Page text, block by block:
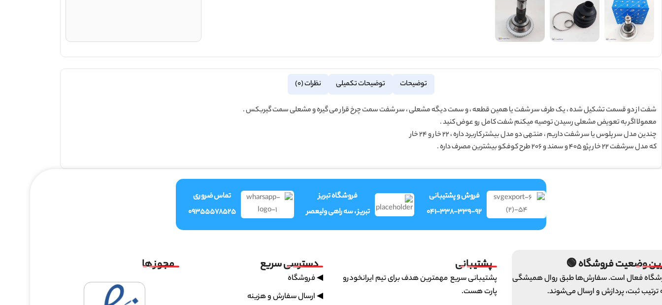
توضیحات توضیحات تکمیلی نظرات (0)
شفت از دو قسمت تشکیل شده ، یک طرف سر شفت یا همین قطعه ، و سمت دیگه مشعلی ، سر شفت سمت چرخ قرار می گیره و مشعلی سمت گیربکس .
معمولا اگر به تعویض مشعلی رسیدن توصیه میکنم شفت کامل رو عوض کنید .
چندین مدل سر پلوس یا سر شفت داریم ، منتهی دو مدل بیشتر کاربرد داره ، 22 خار و 24 خار
که مدل سرشفت 22 خار پژو 405 و سمند و 206 طرح کوفکو بیشترین مصرف داره .
فروش و پشتیبانی
041-338-339-92
فروشگاه تبریز
تبریز ، سه راهی ولیعصر
تماس ضروری
09355578525
وضعیت فروشگاه 🟢
فعال است. سفارش‌ها طبق روال همیشگی
ترتیب ثبت، پردازش و ارسال می‌شوند.
پشتیبانی
پشتیبانی سریع مهمترین هدف برای تیم ایرانخودرو
پارت هست.
دسترسی سریع
◀ فروشگاه
◀ ارسال سفارش و هزینه
مجوز ها